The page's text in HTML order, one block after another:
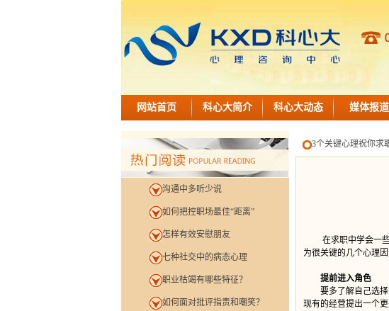
网站首页 科心大简介 科心大动态 媒体报道
沟通中多听少说
如何把控职场最佳“距离”
怎样有效安慰朋友
七种社交中的病态心理
职业枯竭有哪些特征？
如何面对批评指责和嘲笑？
3个关键心理祝你求
在求职中学会一些
为很关键的几个心理
提前进入角色
要多了解自己选择
现有的经营提出一个